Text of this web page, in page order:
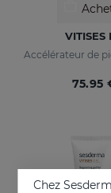
VITISES
75.95
Chez